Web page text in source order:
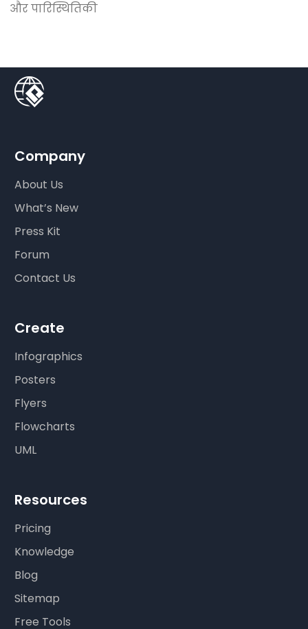
और पारिस्थितिकी
Company
About Us
What’s New
Press Kit
Forum
Contact Us
Create
Infographics
Posters
Flyers
Flowcharts
UML
Resources
Pricing
Knowledge
Blog
Sitemap
Free Tools